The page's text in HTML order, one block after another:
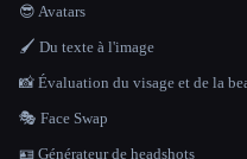
😎 Avatars
🖌️ Du texte à l'image
📸 Évaluation du visage et de la
🎭 Face Swap
🪪 Générateur de headshots